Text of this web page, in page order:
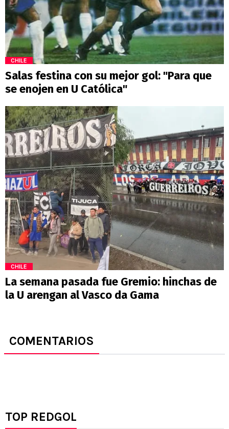
CHILE
Salas festina con su mejor gol: "Para que
se enojen en U Católica"
CHILE
La semana pasada fue Gremio: hinchas de
la U arengan al Vasco da Gama
COMENTARIOS
TOP REDGOL